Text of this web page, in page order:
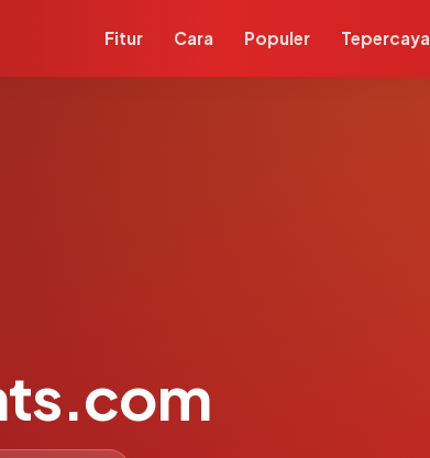
Fitur Cara Populer Tepercaya